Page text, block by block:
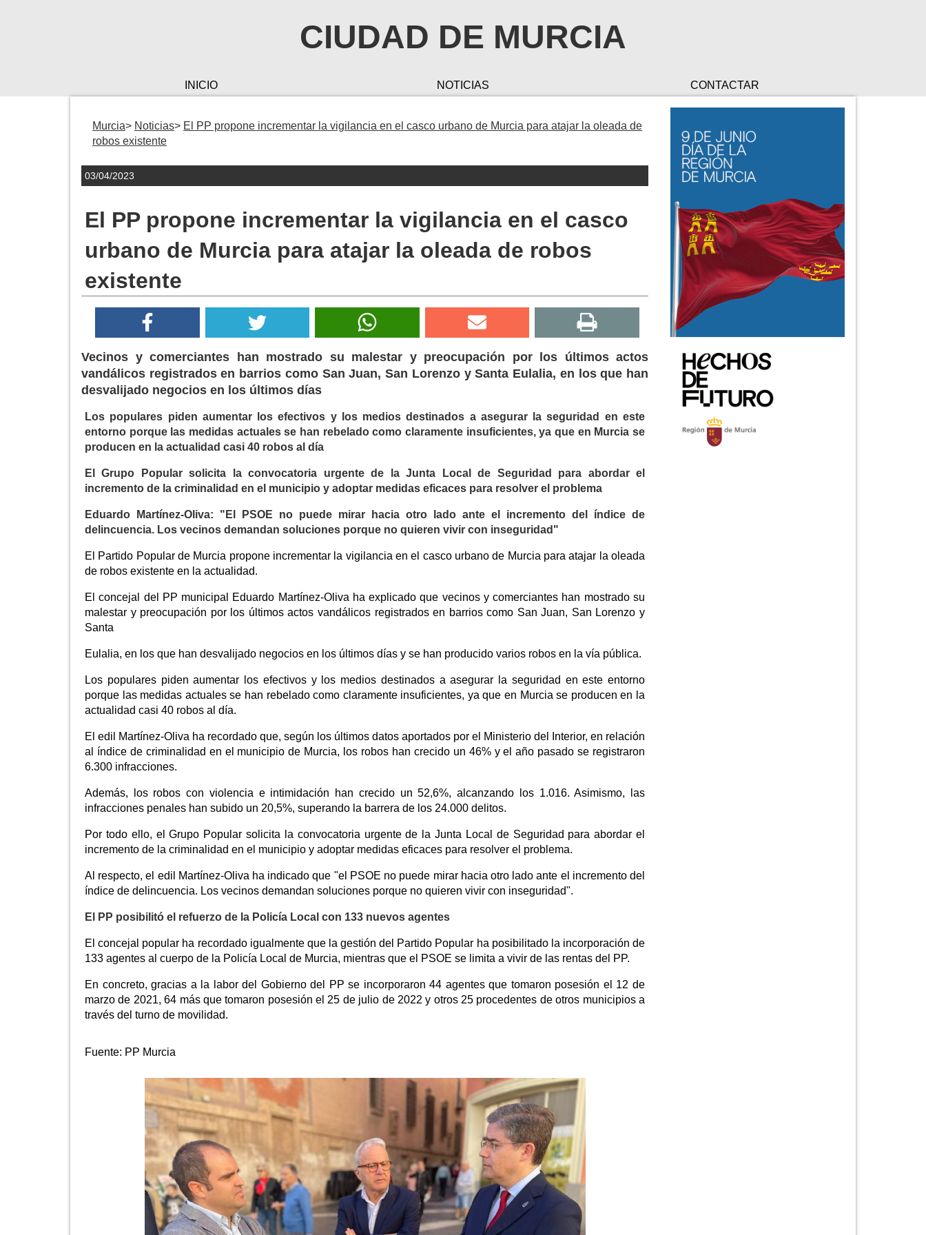
CIUDAD DE MURCIA
INICIO NOTICIAS CONTACTAR
Murcia Noticias
El PP propone incrementar la vigilancia en el casco urbano de Murcia para atajar la oleada de
robos existente
03/04/2023
El PP propone incrementar la vigilancia en el casco
urbano de Murcia para atajar la oleada de robos
existente
Vecinos y comerciantes han mostrado su malestar y preocupación por los últimos actos
vandálicos registrados en barrios como San Juan, San Lorenzo y Santa Eulalia, en los que han
desvalijado negocios en los últimos días
Los populares piden aumentar los efectivos y los medios destinados a asegurar la seguridad en este
entorno porque las medidas actuales se han rebelado como claramente insuficientes, ya que en Murcia se
producen en la actualidad casi 40 robos al día
El Grupo Popular solicita la convocatoria urgente de la Junta Local de Seguridad para abordar el
incremento de la criminalidad en el municipio y adoptar medidas eficaces para resolver el problema
Eduardo Martínez-Oliva: "El PSOE no puede mirar hacia otro lado ante el incremento del índice de
delincuencia. Los vecinos demandan soluciones porque no quieren vivir con inseguridad"
El Partido Popular de Murcia propone incrementar la vigilancia en el casco urbano de Murcia para atajar la oleada
de robos existente en la actualidad.
El concejal del PP municipal Eduardo Martínez-Oliva ha explicado que vecinos y comerciantes han mostrado su
malestar y preocupación por los últimos actos vandálicos registrados en barrios como San Juan, San Lorenzo y
Santa
Eulalia, en los que han desvalijado negocios en los últimos días y se han producido varios robos en la vía pública.
Los populares piden aumentar los efectivos y los medios destinados a asegurar la seguridad en este entorno
porque las medidas actuales se han rebelado como claramente insuficientes, ya que en Murcia se producen en la
actualidad casi 40 robos al día.
El edil Martínez-Oliva ha recordado que, según los últimos datos aportados por el Ministerio del Interior, en relación
al índice de criminalidad en el municipio de Murcia, los robos han crecido un 46% y el año pasado se registraron
6.300 infracciones.
Además, los robos con violencia e intimidación han crecido un 52,6%, alcanzando los 1.016. Asimismo, las
infracciones penales han subido un 20,5%, superando la barrera de los 24.000 delitos.
Por todo ello, el Grupo Popular solicita la convocatoria urgente de la Junta Local de Seguridad para abordar el
incremento de la criminalidad en el municipio y adoptar medidas eficaces para resolver el problema.
Al respecto, el edil Martínez-Oliva ha indicado que "el PSOE no puede mirar hacia otro lado ante el incremento del
índice de delincuencia. Los vecinos demandan soluciones porque no quieren vivir con inseguridad".
El PP posibilitó el refuerzo de la Policía Local con 133 nuevos agentes
El concejal popular ha recordado igualmente que la gestión del Partido Popular ha posibilitado la incorporación de
133 agentes al cuerpo de la Policía Local de Murcia, mientras que el PSOE se limita a vivir de las rentas del PP.
En concreto, gracias a la labor del Gobierno del PP se incorporaron 44 agentes que tomaron posesión el 12 de
marzo de 2021, 64 más que tomaron posesión el 25 de julio de 2022 y otros 25 procedentes de otros municipios a
través del turno de movilidad.
Fuente: PP Murcia